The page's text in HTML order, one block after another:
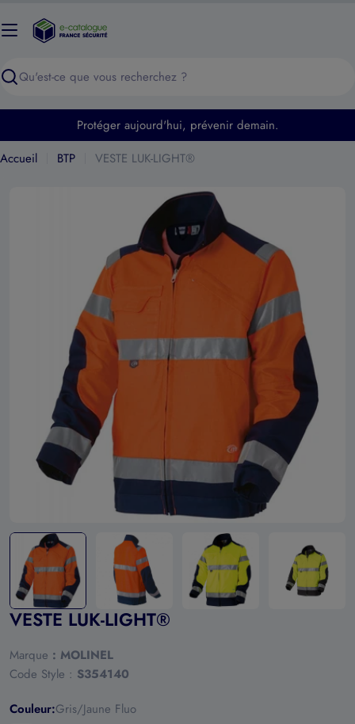
au
Recherche
Protéger aujourd'hui, prévenir demain.
Accueil
BTP VESTE LUK-LIGHT®
Ouvrir le média 0 en mode modal
VESTE LUK-LIGHT®
Marque : MOLINEL
Code Style : S354140
Couleur:Gris/Jaune Fluo